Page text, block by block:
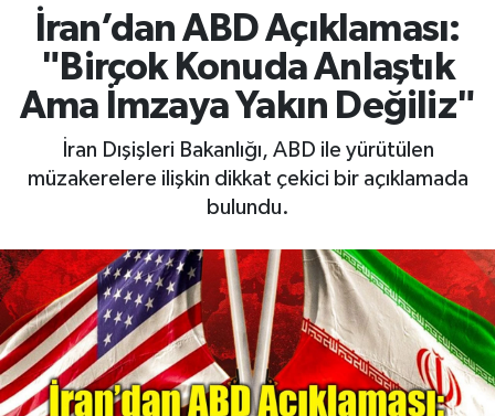
İran’dan ABD Açıklaması:
"Birçok Konuda Anlaştık
Ama İmzaya Yakın Değiliz"
İran Dışişleri Bakanlığı, ABD ile yürütülen
müzakerelere ilişkin dikkat çekici bir açıklamada
bulundu.
Borsa Haberleri
İş Dünyası
Lojistik
Otovitrin
Magazin
Gayrimenkul
Spor
Süper Lig Puan Durumu ve Fikstür
Tüm Manşetler
Son Dakika Haberleri
Haber Arşivi